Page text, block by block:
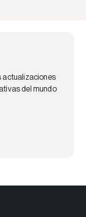
actualizaciones
del mundo